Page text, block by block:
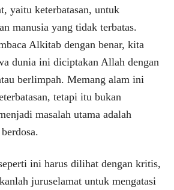
yaitu keterbatasan, untuk
manusia yang tidak terbatas.
Alkitab dengan benar, kita
dunia ini diciptakan Allah dengan
berlimpah. Memang alam ini
tetapi itu bukan
masalah utama adalah
ini harus dilihat dengan kritis,
juruselamat untuk mengatasi